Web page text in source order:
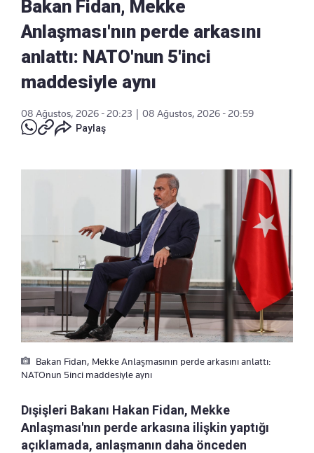
Bakan Fidan, Mekke
Anlaşması'nın perde arkasını
anlattı: NATO'nun 5'inci
maddesiyle aynı
08 Ağustos, 2026 - 20:23
08 Ağustos, 2026 - 20:59
Paylaş
Bakan Fidan, Mekke Anlaşmasının perde arkasını anlattı:
NATOnun 5inci maddesiyle aynı
Dışişleri Bakanı Hakan Fidan, Mekke
Anlaşması'nın perde arkasına ilişkin yaptığı
açıklamada, anlaşmanın daha önceden